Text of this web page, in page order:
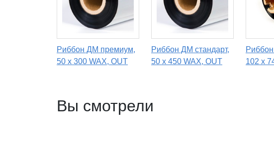
Риббон ДМ премиум,
50 х 300 WAX, OUT
Риббон ДМ стандарт,
50 х 450 WAX, OUT
102 х
Вы смотрели